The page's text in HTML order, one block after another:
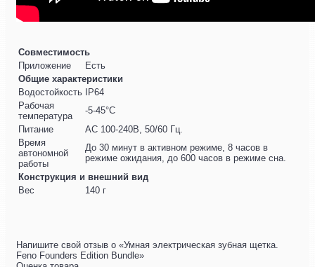
Совместимость
Приложение
Есть
Общие характеристики
Водостойкость
IP64
Рабочая
температура
-5-45°C
Питание
AC 100-240В, 50/60 Гц.
Время
автономной
работы
До 30 минут в активном режиме, 8 часов в
режиме ожидания, до 600 часов в режиме сна.
Конструкция и внешний вид
Вес
140 г
Напишите свой отзыв о «Умная электрическая зубная щетка.
Feno Founders Edition Bundle»